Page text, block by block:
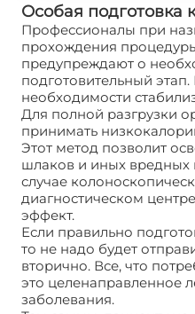
Особая подготовка
Профессионалы при
прохождения
предупреждают о
подготовительный этап.
необходимости
Для полной разгрузки
принимать
Этот метод позволит
шлаков и иных вредных
случае
диагностическом
эффект.
Если правильно
то не надо будет
вторично. Все, что
это целенаправленное
заболевания.